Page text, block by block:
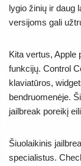
lygio žinių ir daug
versijoms gali
Kita vertus, Apple
funkcijų. Control
klaviatūros,
bendruomenėje.
jailbreak poreikį
Šiuolaikinis
specialistus.